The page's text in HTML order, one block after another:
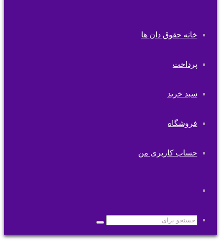
خانه حقوق دان ها
پرداخت
سبد خرید
فروشگاه
حساب کاربری من
پوسته
جستجو
برای